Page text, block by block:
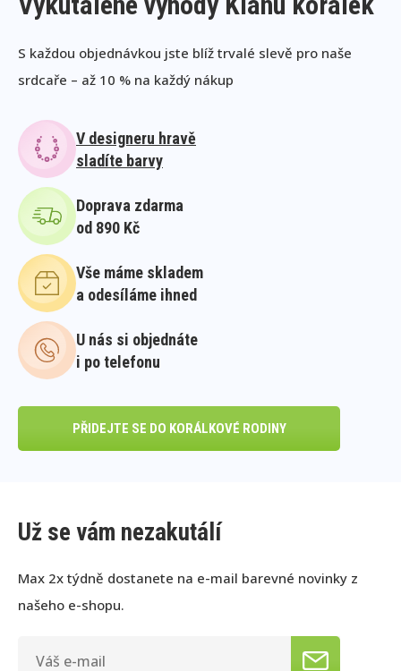
S každou objednávkou jste blíž trvalé slevě pro naše
srdcaře – až 10 % na každý nákup
V designeru hravě
sladíte barvy
Doprava zdarma
od 890 Kč
Vše máme skladem
a odesíláme ihned
U nás si objednáte
i po telefonu
PŘIDEJTE SE DO KORÁLKOVÉ RODINY
Už se vám nezakutálí
Max 2x týdně dostanete na e-mail barevné novinky z
našeho e-shopu.